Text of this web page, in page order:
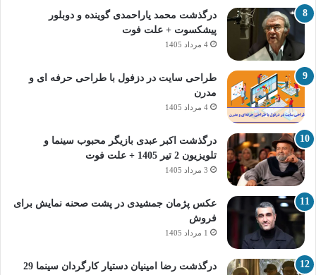
درگذشت محمد یاراحمدی گوینده و دوبلور
پیشکسوت + علت فوت
4 مرداد 1405
طراحی سایت در دزفول با طراحی حرفه‌ ای و
مدرن
4 مرداد 1405
درگذشت اکبر عبدی بازیگر محبوب سینما و
تلویزیون 2 تیر 1405 + علت فوت
3 مرداد 1405
عکس پژمان جمشیدی در پشت صحنه نمایش برای
فروش
1 مرداد 1405
درگذشت رضا امینیان دستیار کارگردان سینما 29